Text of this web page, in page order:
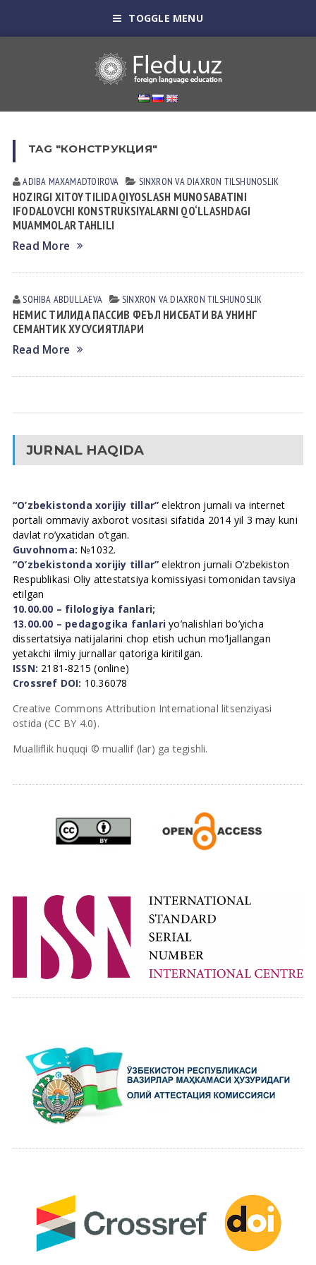
TOGGLE MENU
TAG "КОНСТРУКЦИЯ"
ADIBA MAXAMADTOIROVA SINXRON VА DIАXRON TILSHUNOSLIK
HOZIRGI XITOY TILIDA QIYOSLASH MUNOSABATINI
IFODALOVCHI KONSTRUKSIYALARNI QO‘LLASHDAGI
MUAMMOLAR TAHLILI
Read More
SOHIBA АBDULLАEVА SINXRON VА DIАXRON TILSHUNOSLIK
НЕМИС ТИЛИДА ПАССИВ ФЕЪЛ НИСБАТИ ВА УНИНГ
СЕМАНТИК ХУСУСИЯТЛАРИ
Read More
JURNAL HAQIDA
“O’zbekistonda xorijiy tillar” elektron jurnali va internet
portali ommaviy axborot vositasi sifatida 2014 yil 3 may kuni
davlat ro’yxatidan o’tgan.
Guvohnoma: №1032.
“O’zbekistonda xorijiy tillar” elektron jurnali O’zbekiston
Respublikasi Oliy attestatsiya komissiyasi tomonidan tavsiya
etilgan
10.00.00 – filologiya fanlari;
13.00.00 – pedagogika fanlari yo’nalishlari bo’yicha
dissertatsiya natijalarini chop etish uchun mo’ljallangan
yetakchi ilmiy jurnallar qatoriga kiritilgan.
ISSN: 2181-8215 (online)
Crossref DOI: 10.36078
Creative Commons Attribution International litsenziyasi
ostida (CC BY 4.0).
Mualliflik huquqi © muallif (lar) ga tegishli.